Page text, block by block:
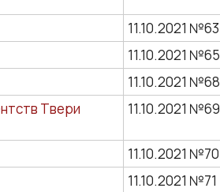
11.10.2021 №63
11.10.2021 №65
11.10.2021 №68
Твери
11.10.2021 №69
11.10.2021 №70
11.10.2021 №71